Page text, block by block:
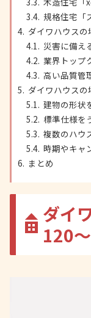
規格住宅「
ダイワハウス
災害に備え
業界トップ
高い品質管
ダイワハウス
建物の形状
標準仕様を
複数のハウ
時期やキャ
まとめ
ダイ
120